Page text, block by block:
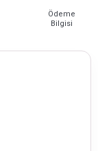
Ödeme
Bilgisi